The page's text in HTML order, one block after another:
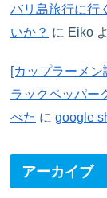
バリ島旅行に行
いか？ に Eiko
[カップラーメ
ラックペッパー
べた に google
アーカイブ